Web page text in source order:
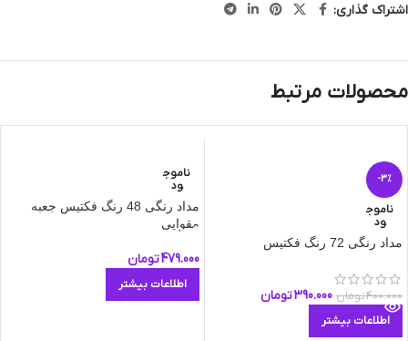
اشتراک گذاری:
محصولات مرتبط
-3%
ناموج
ود
مداد رنگی 72 رنگ فکتیس
400.000تومان 390.000تومان
اطلاعات بیشتر
ناموج
ود
مداد رنگی 48 رنگ فکتیس جعبه
مقوایی
479.000تومان
اطلاعات بیشتر